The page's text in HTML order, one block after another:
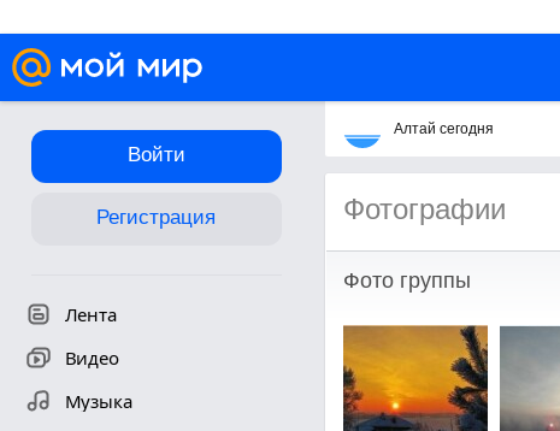
Войти
Регистрация
Лента
Видео
Музыка
Алтай сегодня
Фотографии
Фото группы